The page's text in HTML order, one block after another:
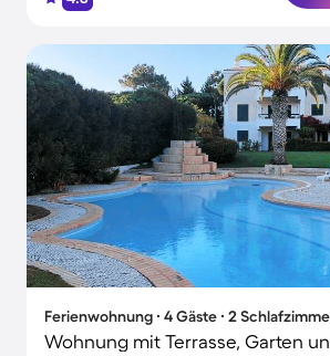
Ferienwohnung ∙ 4 Gäste ∙ 2